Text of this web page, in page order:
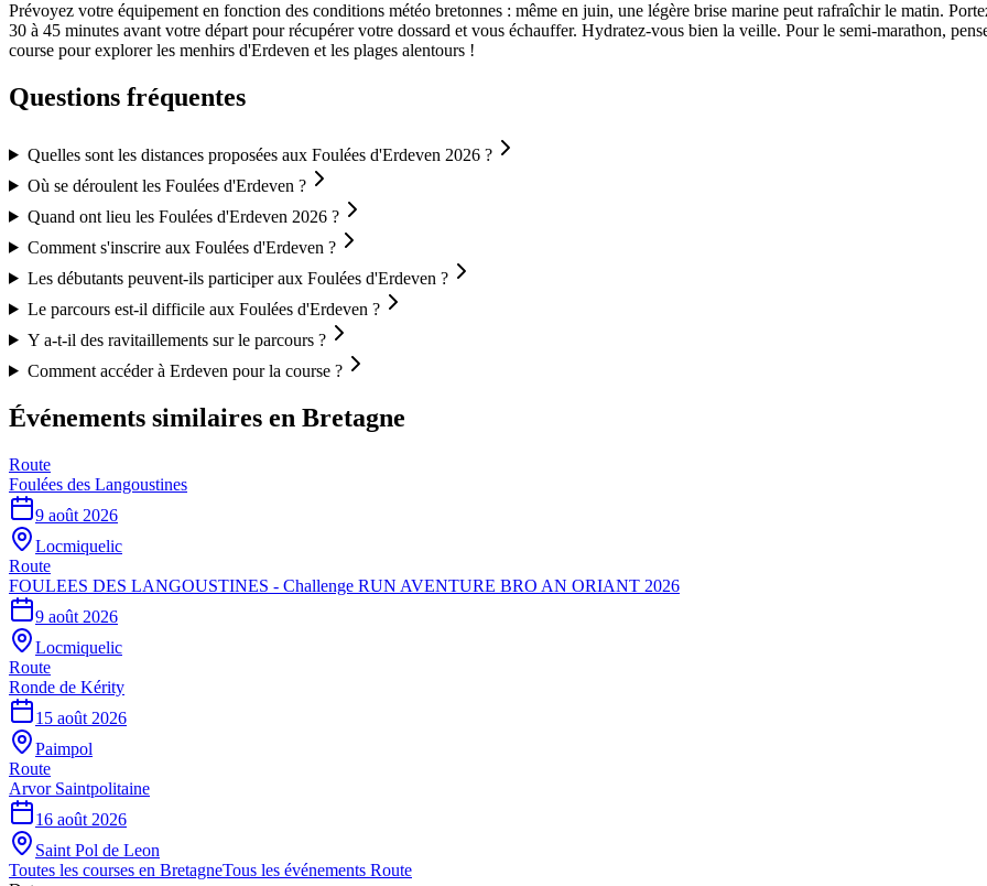
Prévoyez votre équipement en fonction des conditions météo bretonnes : même en juin, une légère brise marine peut rafraîchir le matin.
30 à 45 minutes avant votre départ pour récupérer votre dossard et vous échauffer. Hydratez-vous bien la veille. Pour le semi-marathon,
course pour explorer les menhirs d'Erdeven et les plages alentours !
Questions fréquentes
Quelles sont les distances proposées aux Foulées d'Erdeven 2026 ?
Où se déroulent les Foulées d'Erdeven ?
Quand ont lieu les Foulées d'Erdeven 2026 ?
Comment s'inscrire aux Foulées d'Erdeven ?
Les débutants peuvent-ils participer aux Foulées d'Erdeven ?
Le parcours est-il difficile aux Foulées d'Erdeven ?
Y a-t-il des ravitaillements sur le parcours ?
Comment accéder à Erdeven pour la course ?
Événements similaires en Bretagne
Route
Foulées des Langoustines
9 août 2026
Locmiquelic
Route
FOULEES DES LANGOUSTINES - Challenge RUN AVENTURE BRO AN ORIANT 2026
9 août 2026
Locmiquelic
Route
Ronde de Kérity
15 août 2026
Paimpol
Route
Arvor Saintpolitaine
16 août 2026
Saint Pol de Leon
Toutes les courses en BretagneTous les événements Route